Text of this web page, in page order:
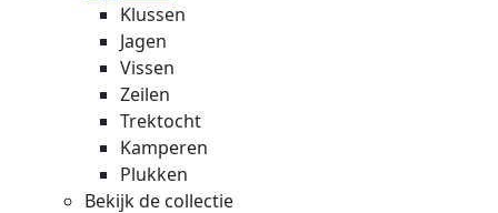
Klussen
Jagen
Vissen
Zeilen
Trektocht
Kamperen
Plukken
Bekijk de collectie